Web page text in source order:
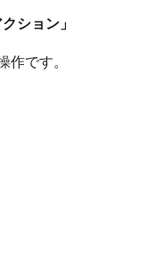
ション」
です。